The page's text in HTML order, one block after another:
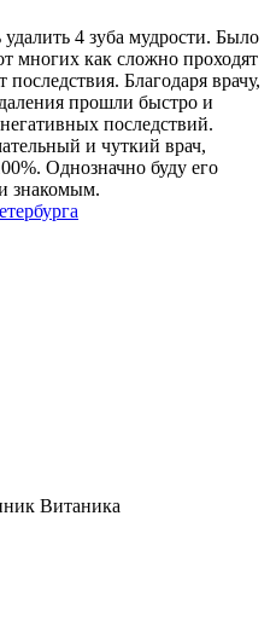
4 зуба мудрости. Было
многих как сложно проходят
Благодаря врачу,
прошли быстро и
последствий.
и чуткий врач,
Однозначно буду его
знакомым.